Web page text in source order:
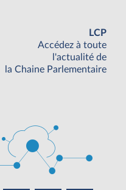
LCP
Accédez à toute
l'actualité de
la Chaine Parlementaire